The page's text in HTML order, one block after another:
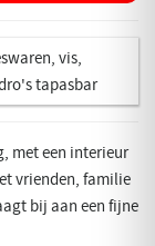
met een interieur
vrienden, familie
bij aan een fijne